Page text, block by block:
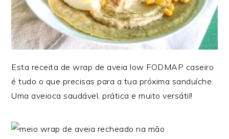
Esta receita de wrap de aveia low FODMAP caseiro
é tudo o que precisas para a tua próxima sanduíche.
Uma aveioca saudável, prática e muito versátil!